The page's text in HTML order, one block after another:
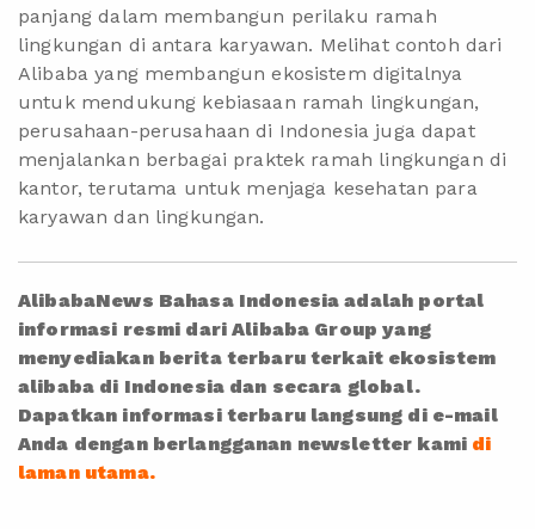
panjang dalam membangun perilaku ramah
lingkungan di antara karyawan. Melihat contoh dari
Alibaba yang membangun ekosistem digitalnya
untuk mendukung kebiasaan ramah lingkungan,
perusahaan-perusahaan di Indonesia juga dapat
menjalankan berbagai praktek ramah lingkungan di
kantor, terutama untuk menjaga kesehatan para
karyawan dan lingkungan.
AlibabaNews Bahasa Indonesia adalah portal
informasi resmi dari Alibaba Group yang
menyediakan berita terbaru terkait ekosistem
alibaba di Indonesia dan secara global.
Dapatkan informasi terbaru langsung di e-mail
Anda dengan berlangganan newsletter kami di
laman utama.